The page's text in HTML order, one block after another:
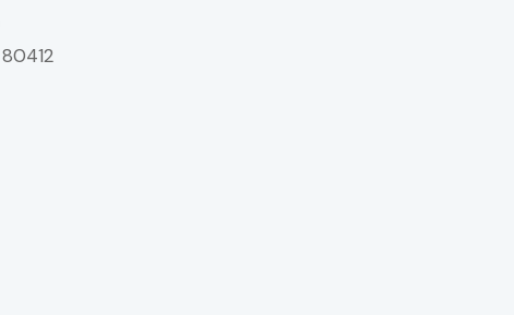
80412